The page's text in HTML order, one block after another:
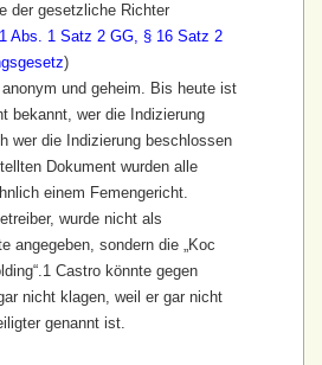
der gesetzliche Richter
Abs. 1 Satz 2 GG, § 16 Satz 2
)
und geheim. Bis heute ist
bekannt, wer die Indizierung
wer die Indizierung beschlossen
Dokument wurden alle
einem Femengericht.
wurde nicht als
angegeben, sondern die „Koc
1 Castro könnte gegen
nicht klagen, weil er gar nicht
genannt ist.